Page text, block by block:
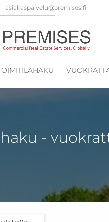
asiakaspalvelu@premises.fi
-